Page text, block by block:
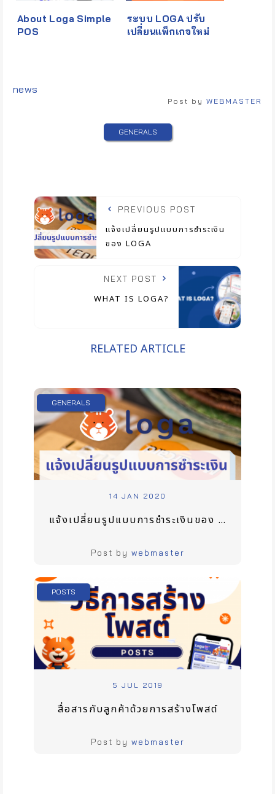
About Loga Simple
POS
ระบบ LOGA ปรับ
เปลี่ยนแพ็กเกจใหม่
Tags:
news
Post by WEBMASTER
GENERALS
PREVIOUS POST
แจ้งเปลี่ยนรูปแบบการชำระเงิน
ของ LOGA
NEXT POST
WHAT IS LOGA?
RELATED ARTICLE
GENERALS
14 JAN 2020
แจ้งเปลี่ยนรูปแบบการชำระเงินของ Loga
Post by webmaster
POSTS
5 JUL 2019
สื่อสารกับลูกค้าด้วยการสร้างโพสต์
Post by webmaster